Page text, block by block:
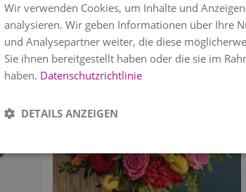
ab72,99 €
Wir verwenden Cookies, um Inhalte und
analysieren. Wir geben Informationen über Ihre
und Analysepartner weiter, die diese
Sie ihnen bereitgestellt haben oder die sie im
haben. Datenschutzrichtlinie
DETAILS ANZEIGEN